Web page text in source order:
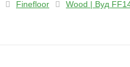
Finefloor Wood | Вуд